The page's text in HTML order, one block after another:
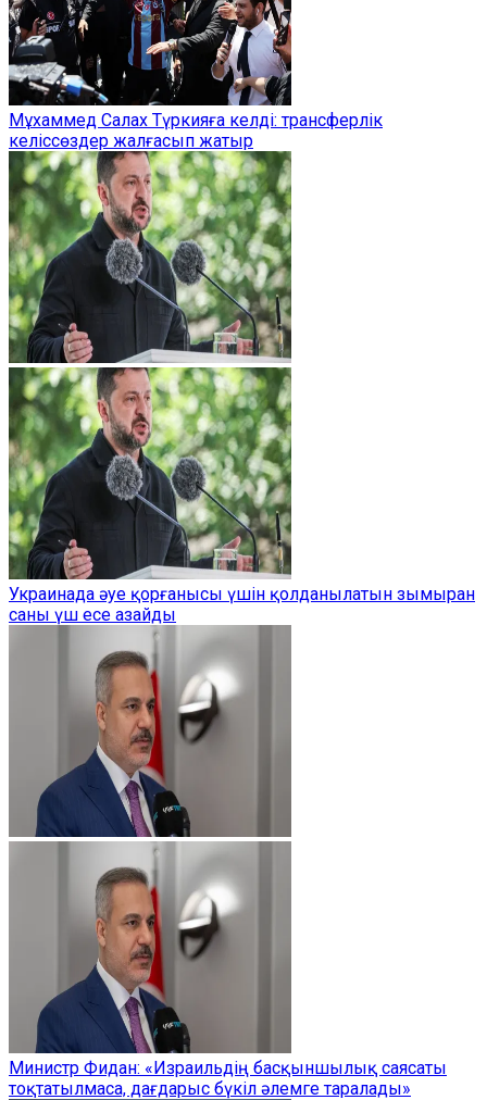
Мұхаммед Салах Түркияға келді: трансферлік
келіссөздер жалғасып жатыр
Украинада әуе қорғанысы үшін қолданылатын зымыран
саны үш есе азайды
Министр Фидан: «Израильдің басқыншылық саясаты
тоқтатылмаса, дағдарыс бүкіл әлемге таралады»